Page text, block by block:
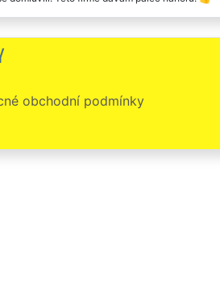
jakéhokoliv zádrhelu. Profesionální práce
obchodní podmínky